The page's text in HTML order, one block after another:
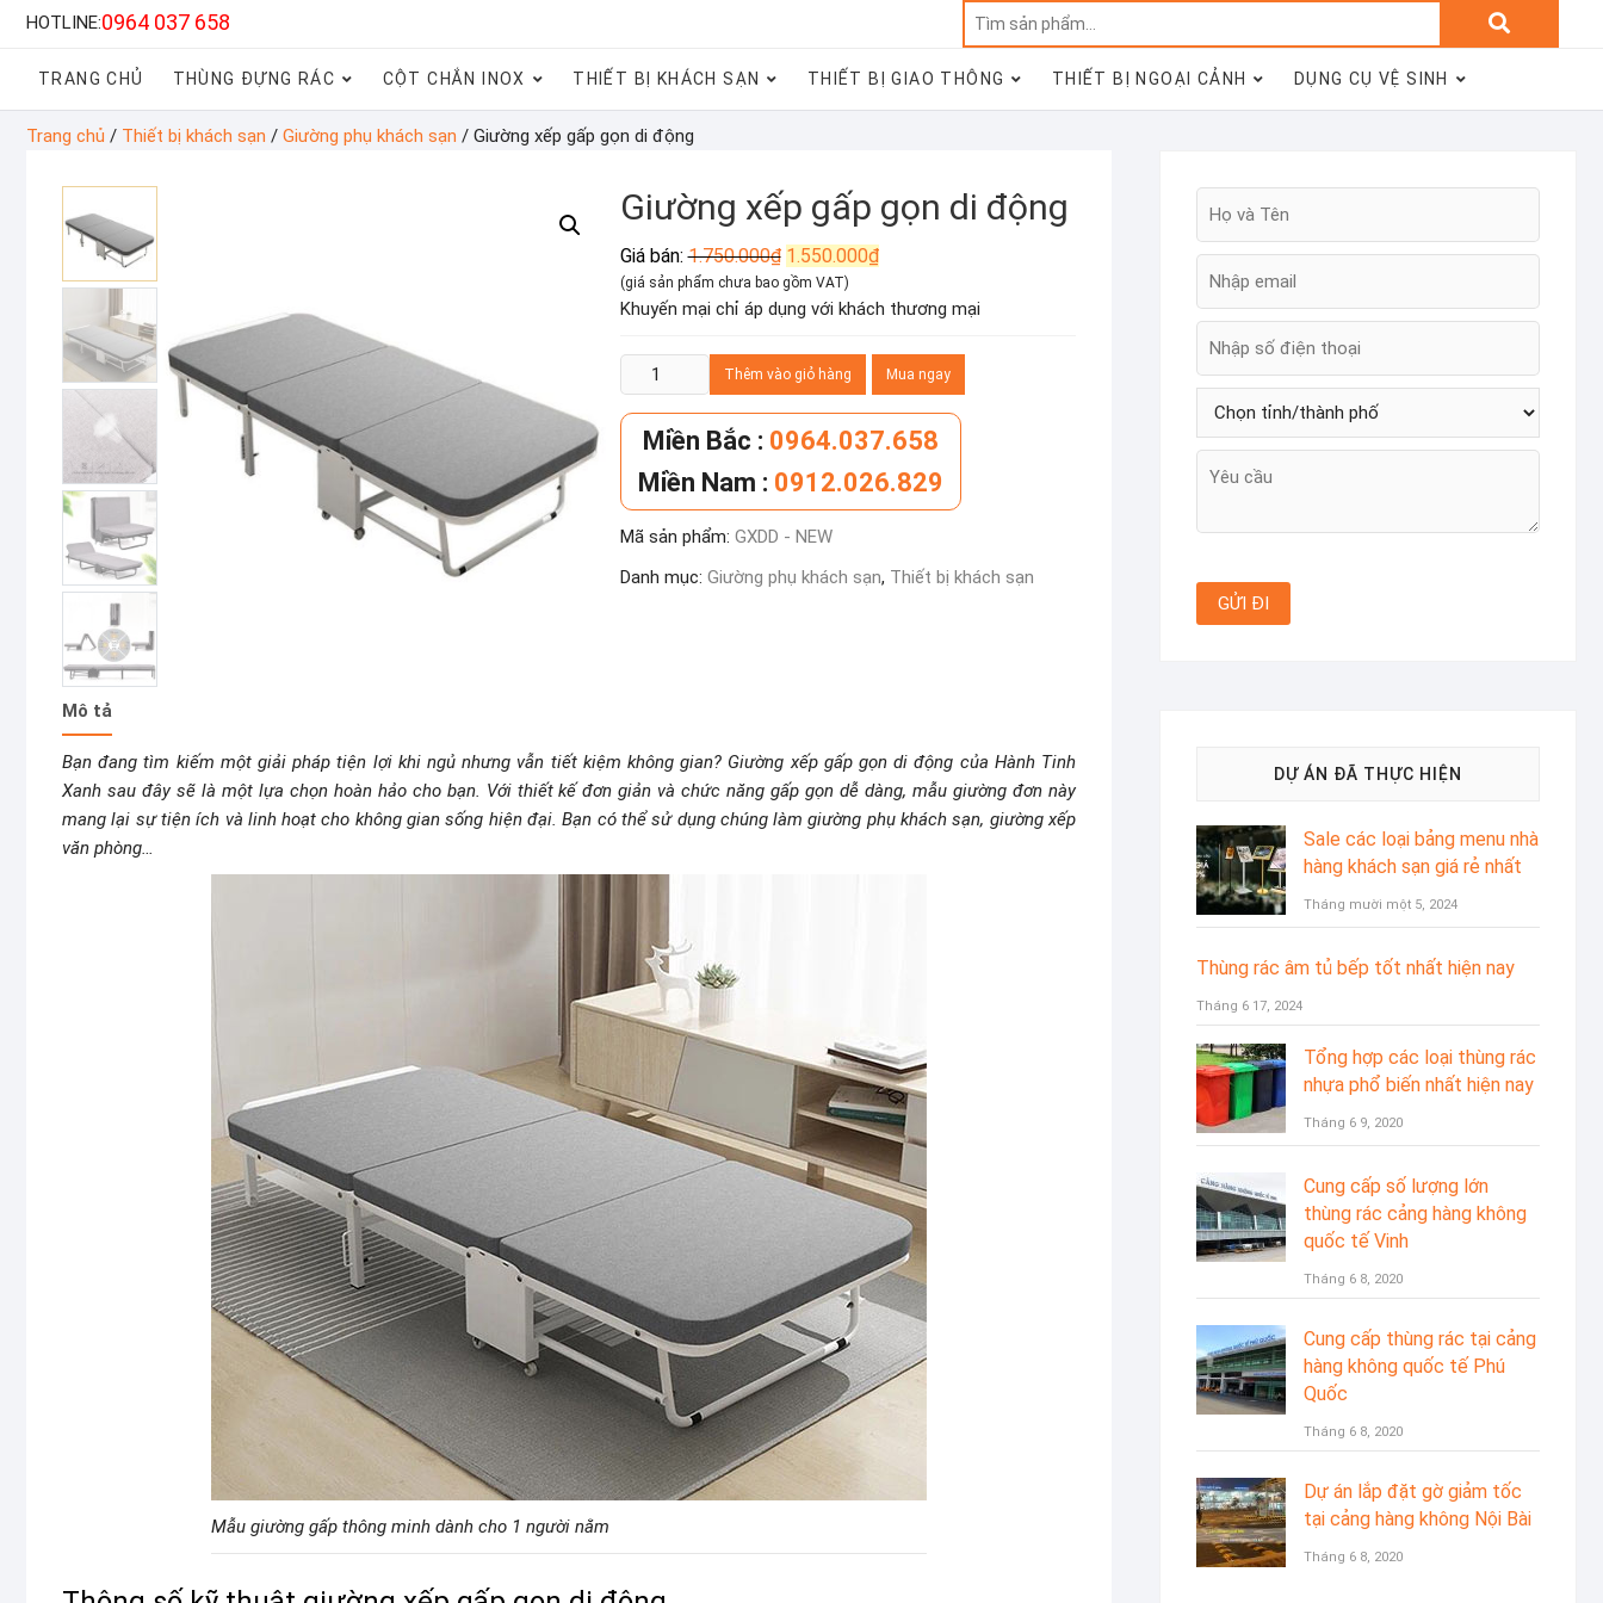
HOTLINE:0964 037 658
kiếm:
TRANG CHỦ THÙNG ĐỰNG RÁC CỘT CHẮN INOX THIẾT BỊ KHÁCH SẠN THIẾT BỊ GIAO THÔNG THIẾT BỊ NGOẠI CẢNH DỤNG CỤ VỆ SINH
Trang chủ / Thiết bị khách sạn / Giường phụ khách sạn / Giường xếp gấp gọn di động
Giường xếp gấp gọn di động
Giá bán:1.750.000₫ Giá
gốc
là:
1.750.000₫.
1.550.000₫Giá
hiện
là:
(giá sản phẩm chưa bao gồm VAT)
Khuyến mại chỉ áp dụng với khách thương mại
Giường
xếp
gấp
gọn
động
số
lượng
Thêm vào giỏ hàng Mua ngay
Miền Bắc : 0964.037.658
Miền Nam : 0912.026.829
Mã sản phẩm: GXDD - NEW
Danh mục: Giường phụ khách sạn, Thiết bị khách sạn
Mô tả
Bạn đang tìm kiếm một giải pháp tiện lợi khi ngủ nhưng vẫn tiết kiệm không gian? Giường xếp gấp gọn di động của Hành Tinh
Xanh sau đây sẽ là một lựa chọn hoàn hảo cho bạn. Với thiết kế đơn giản và chức năng gấp gọn dễ dàng, mẫu giường đơn này
mang lại sự tiện ích và linh hoạt cho không gian sống hiện đại. Bạn có thể sử dụng chúng làm giường phụ khách sạn, giường xếp
văn phòng…
Mẫu giường gấp thông minh dành cho 1 người nằm
DỰ ÁN ĐÃ THỰC HIỆN
Sale các loại bảng menu nhà
hàng khách sạn giá rẻ nhất
Tháng mười một 5, 2024
Thùng rác âm tủ bếp tốt nhất hiện nay
Tháng 6 17, 2024
Tổng hợp các loại thùng rác
nhựa phổ biến nhất hiện nay
Tháng 6 9, 2020
Cung cấp số lượng lớn
thùng rác cảng hàng không
quốc tế Vinh
Tháng 6 8, 2020
Cung cấp thùng rác tại cảng
hàng không quốc tế Phú
Quốc
Tháng 6 8, 2020
Dự án lắp đặt gờ giảm tốc
tại cảng hàng không Nội Bài
Tháng 6 8, 2020